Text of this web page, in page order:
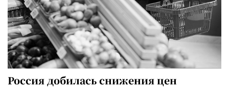
Россия добилась снижения цен